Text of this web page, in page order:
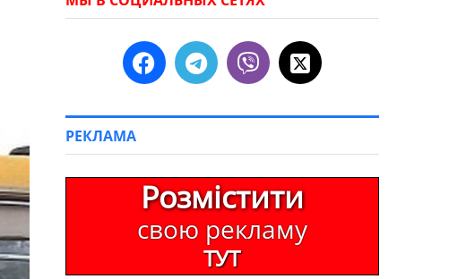
РЕКЛАМА
Розмістити
свою рекламу
ТУТ